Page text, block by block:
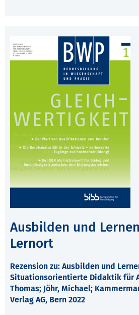
Ausbilden und
Lernort
Rezension zu: Ausbilden und
Situationsorientierte Didaktik für
Thomas; Jöhr, Michael;
Verlag AG, Bern 2022